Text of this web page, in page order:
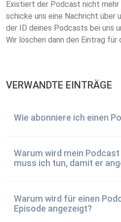
Existiert der Podcast nicht mehr
schicke uns eine Nachricht über
der ID deines Podcasts bei uns
Wir löschen dann den Eintrag für
VERWANDTE EINTRÄGE
Wie abonniere ich einen
Warum wird mein
muss ich tun, damit er
Warum wird für einen
Episode angezeigt?